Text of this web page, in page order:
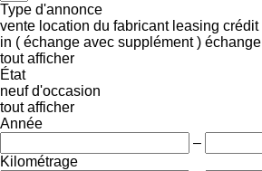
Type d'annonce
vente location du fabricant leasing crédit
in ( échange avec supplément ) échange
tout afficher
État
neuf d'occasion
tout afficher
Année
–
Kilométrage